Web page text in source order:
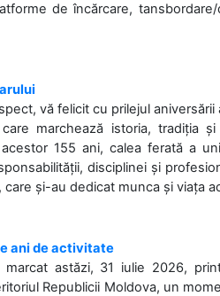
de încărcare,
vă felicit cu prilejul aniversării
marchează istoria, tradiția
155 ani, calea ferată a
disciplinei și
și-au dedicat munca și viața
ani de activitate
astăzi, 31 iulie 2026,
Republicii Moldova, un